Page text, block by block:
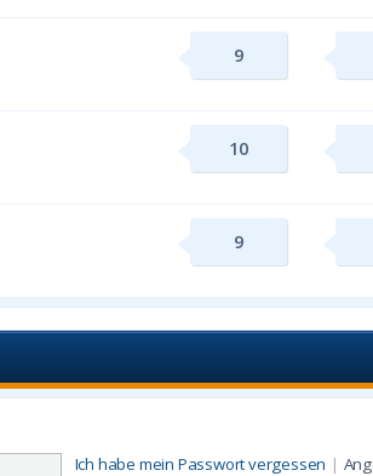
9
10
9
Ich habe mein Passwort vergessen |